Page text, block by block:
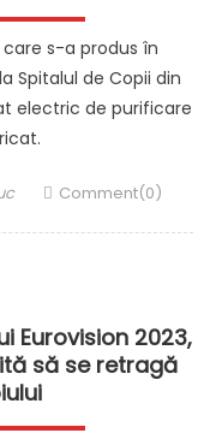
s-a produs în
Spitalul de Copii din
electric de purificare
Comment(0)
Eurovision 2023,
să se retragă